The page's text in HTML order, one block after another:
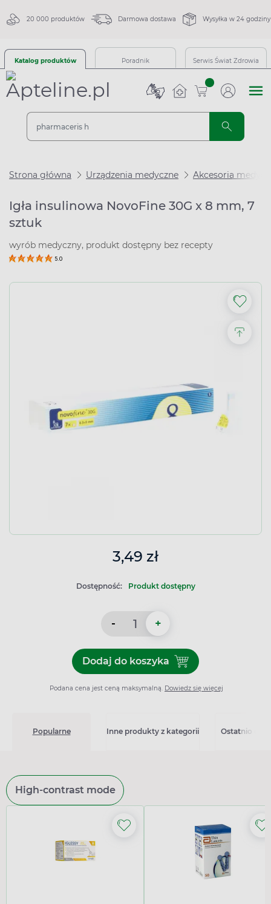
20 000 produktów Darmowa dostawa Wysyłka w 24 godziny
Katalog produktów Poradnik Serwis Świat Zdrowia
sztuk
Strona główna Urządzenia medyczne Akcesoria
Igła insulinowa NovoFine 30G x 8 mm, 7
sztuk
wyrób medyczny, produkt dostępny bez recepty
5.0
3,49 zł
Dostępność: Produkt dostępny
- +
Dodaj do koszykaDodaj do koszyka Igła
Podana cena jest ceną maksymalną. Dowiedz się więcej
Popularne Inne produkty z kategorii Ostatnio
High-contrast mode